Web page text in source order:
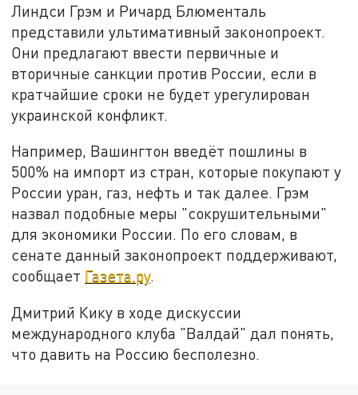
Линдси Грэм и Ричард Блюменталь
представили ультимативный законопроект.
Они предлагают ввести первичные и
вторичные санкции против России, если в
кратчайшие сроки не будет урегулирован
украинской конфликт.
Например, Вашингтон введёт пошлины в
500% на импорт из стран, которые покупают у
России уран, газ, нефть и так далее. Грэм
назвал подобные меры "сокрушительными"
для экономики России. По его словам, в
сенате данный законопроект поддерживают,
сообщает Газета.ру.
Дмитрий Кику в ходе дискуссии
международного клуба "Валдай" дал понять,
что давить на Россию бесполезно.